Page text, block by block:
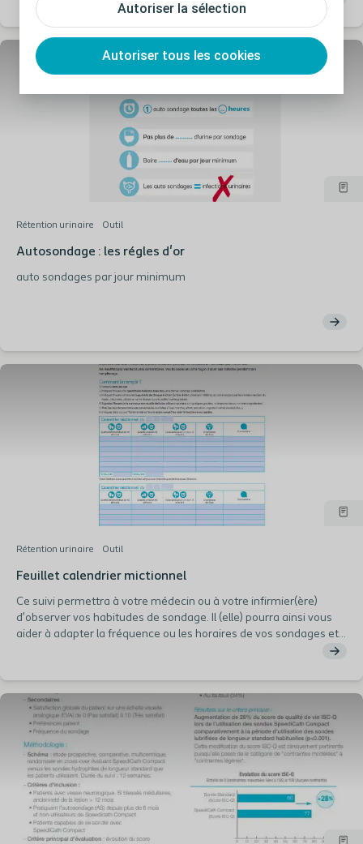
Autoriser la sélection
Autoriser tous les cookies
Rétention urinaire Outil
Autosondage : les régles d'or
auto sondages par jour minimum
Rétention urinaire Outil
Feuillet calendrier mictionnel
Ce suivi permettra à votre médecin ou à votre infirmier(ère)
d’observer vos habitudes de sondage. Il (elle) pourra ainsi vous
aider à adapter la fréquence ou les horaires de vos sondages et
catalogue) mictionnel.